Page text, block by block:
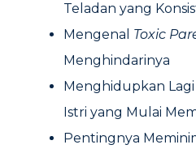
Teladan yang
Mengenal Toxic
Menghindarinya
Menghidupkan
Istri yang Mulai
Pentingnya